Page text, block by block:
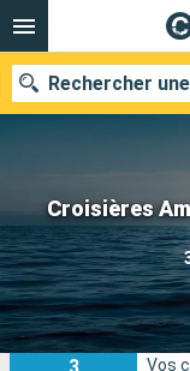
Croisières
Rechercher
Nos destinations
Mois de départ
Ports
Vos